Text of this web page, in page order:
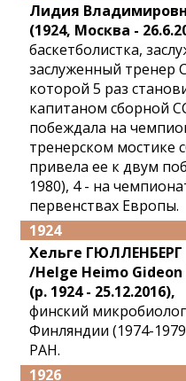
Лидия
(1924, Москва -
баскетболистка,
заслуженный тренер
которой 5 раз
капитаном сборной
побеждала на
тренерском мостике
привела ее к двум
1980), 4 - на
первенствах Европы.
1924
Хельге ГЮЛЛЕНБЕРГ
/Helge Heimo Gideon
(р. 1924 - 25.12.2016),
финский
Финляндии (1974-
РАН.
1926